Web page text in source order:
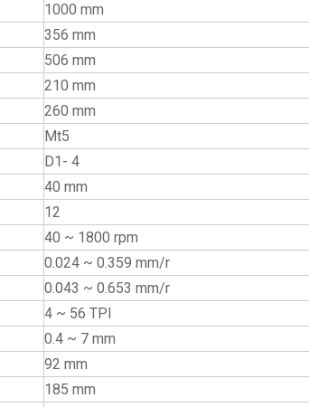
1000 mm
356 mm
506 mm
210 mm
260 mm
Mt5
D1- 4
40 mm
12
40 ~ 1800 rpm
0.024 ~ 0.359 mm/r
0.043 ~ 0.653 mm/r
4 ~ 56 TPI
0.4 ~ 7 mm
92 mm
185 mm